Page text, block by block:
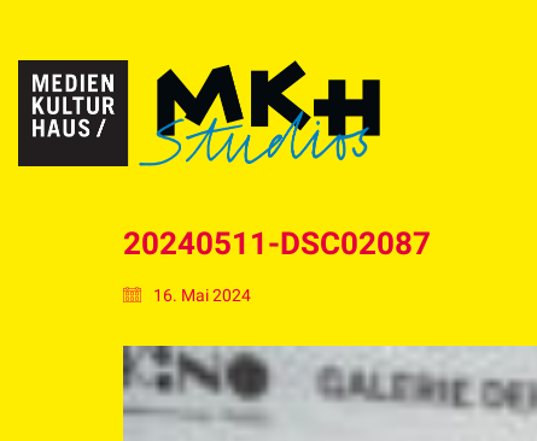
20240511-DSC02087
16. Mai 2024